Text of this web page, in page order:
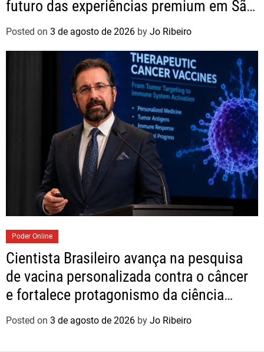
futuro das experiências premium em São
Paulo
Posted on 3 de agosto de 2026 by Jo Ribeiro
Poder Online
Cientista Brasileiro avança na pesquisa
de vacina personalizada contra o câncer
e fortalece protagonismo da ciência
nacional
Posted on 3 de agosto de 2026 by Jo Ribeiro